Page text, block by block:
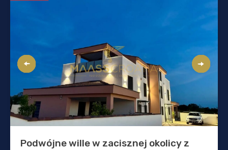
Podwójne wille w zacisznej okolicy z